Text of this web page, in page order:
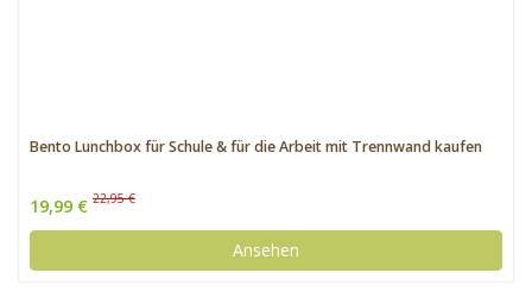
Bento Lunchbox für Schule & für die Arbeit mit Trennwand kaufen
19,99 € 22,95 €
Ansehen